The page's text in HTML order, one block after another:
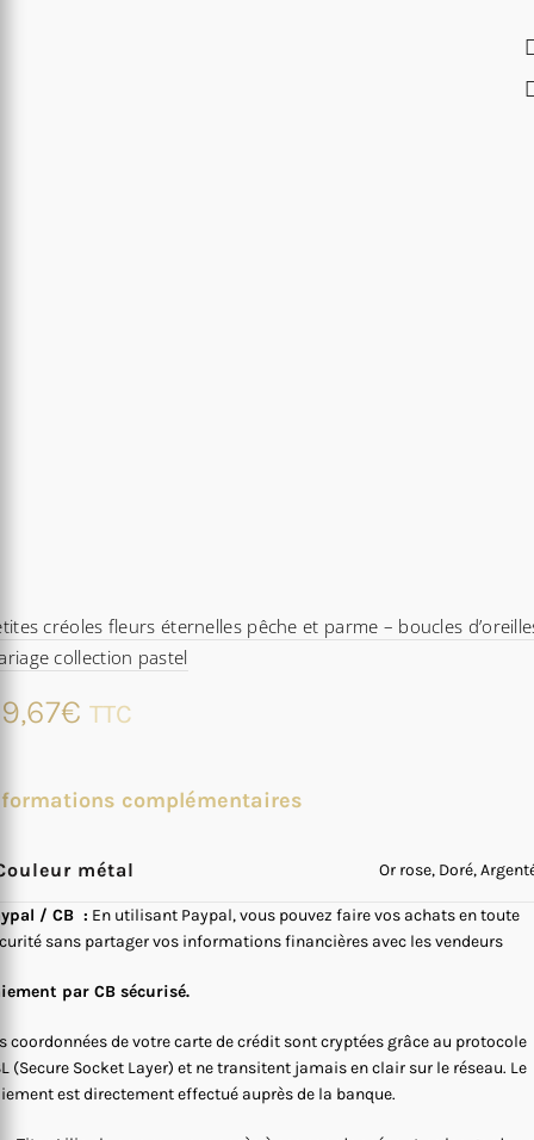
créoles fleurs éternelles pêche et parme – boucles
collection pastel
€ TTC
complémentaires
métal Or rose, Doré,
/ CB : En utilisant Paypal, vous pouvez faire vos achats en toute
sans partager vos informations financières avec les vendeurs
par CB sécurisé.
coordonnées de votre carte de crédit sont cryptées grâce au protocole
(Secure Socket Layer) et ne transitent jamais en clair sur le réseau. Le
est directement effectué auprès de la banque.